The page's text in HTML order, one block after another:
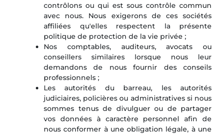
contrôlons ou qui est sous contrôle commun
avec nous. Nous exigerons de ces sociétés
affiliées qu'elles respectent la présente
politique de protection de la vie privée ;
Nos comptables, auditeurs, avocats ou
conseillers similaires lorsque nous leur
demandons de nous fournir des conseils
professionnels ;
Les autorités du barreau, les autorités
judiciaires, policières ou administratives si nous
sommes tenus de divulguer ou de partager
vos données à caractère personnel afin de
nous conformer à une obligation légale, à une